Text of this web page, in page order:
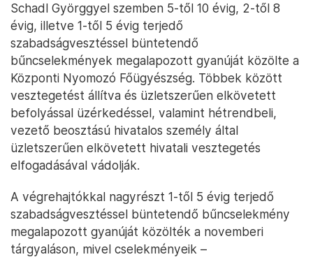
Schadl Györggyel szemben 5-től 10 évig, 2-től 8
évig, illetve 1-től 5 évig terjedő
szabadságvesztéssel büntetendő
bűncselekmények megalapozott gyanúját közölte a
Központi Nyomozó Főügyészség. Többek között
vesztegetést állítva és üzletszerűen elkövetett
befolyással üzérkedéssel, valamint hétrendbeli,
vezető beosztású hivatalos személy által
üzletszerűen elkövetett hivatali vesztegetés
elfogadásával vádolják.
A végrehajtókkal nagyrészt 1-től 5 évig terjedő
szabadságvesztéssel büntetendő bűncselekmény
megalapozott gyanúját közölték a novemberi
tárgyaláson, mivel cselekményeik –